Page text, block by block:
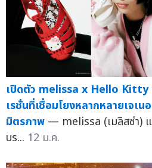
เปิดตัว melissa x Hello Kitty
เรชั่นที่เชื่อมโยงหลากหลายเจเน
มิตรภาพ — melissa (เมลิสซ่า) แ
บร... 12 ม.ค.